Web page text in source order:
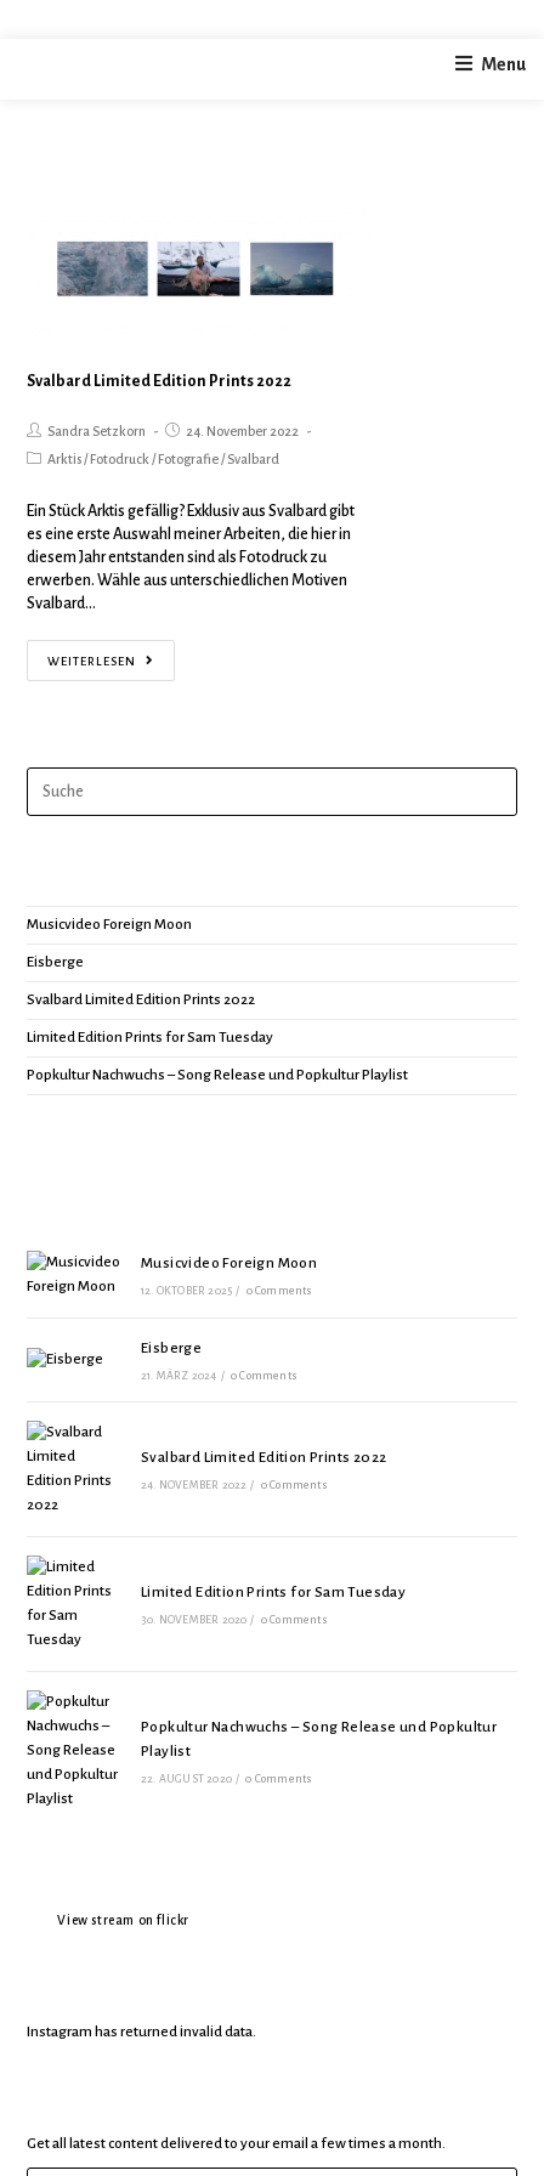
Menu
Svalbard Limited Edition Prints 2022
Sandra Setzkorn
24. November 2022
Arktis / Fotodruck / Fotografie /Svalbard
Ein Stück Arktis gefällig? Exklusiv aus Svalbard gibt
es eine erste Auswahl meiner Arbeiten, die hier in
diesem Jahr entstanden sind als Fotodruck zu
erwerben. Wähle aus unterschiedlichen Motiven
Svalbard…
WEITERLESEN
Musicvideo Foreign Moon
Eisberge
Svalbard Limited Edition Prints 2022
Limited Edition Prints for Sam Tuesday
Popkultur Nachwuchs – Song Release und Popkultur Playlist
Musicvideo Foreign Moon
12. OKTOBER 2025 / 0 Comments
Eisberge
21. MÄRZ 2024 / 0 Comments
Svalbard Limited Edition Prints 2022
24. NOVEMBER 2022 / 0 Comments
Limited Edition Prints for Sam Tuesday
30. NOVEMBER 2020 / 0 Comments
Popkultur Nachwuchs – Song Release und Popkultur
Playlist
22. AUGUST 2020 / 0 Comments
View stream on flickr
Instagram has returned invalid data.
Get all latest content delivered to your email a few times a month.